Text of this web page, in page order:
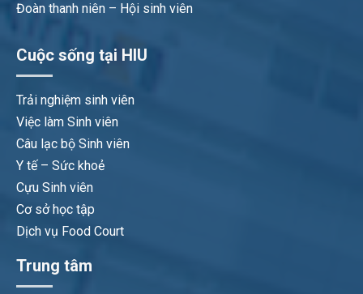
Đoàn thanh niên – Hội sinh viên
Cuộc sống tại HIU
Trải nghiệm sinh viên
Việc làm Sinh viên
Câu lạc bộ Sinh viên
Y tế – Sức khoẻ
Cựu Sinh viên
Cơ sở học tập
Dịch vụ Food Court
Trung tâm